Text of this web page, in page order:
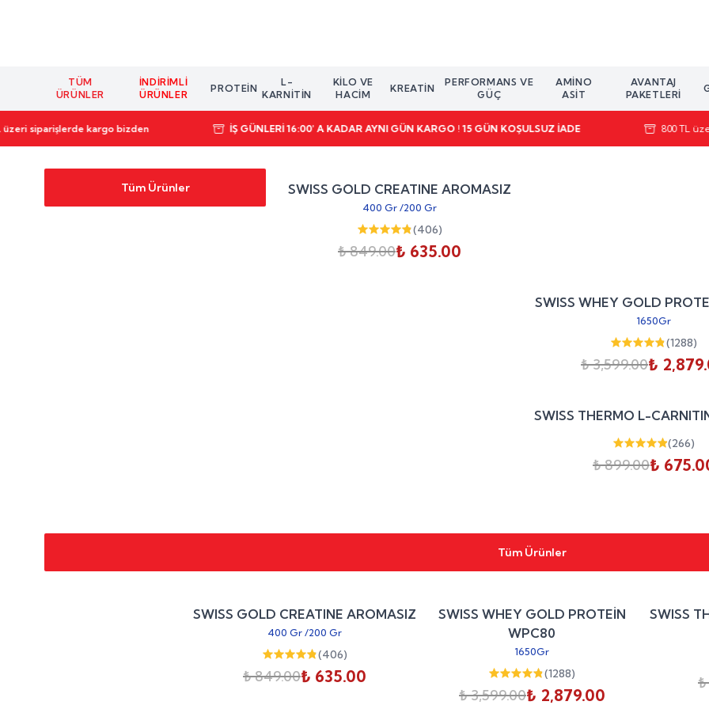
TÜM
ÜRÜNLER
İNDIRIMLI
ÜRÜNLER
PROTEIN
L-
KARNİTİN
KILO VE
HACIM
KREATIN
PERFORMANS VE
GÜÇ
AMINO
ASIT
AVANTAJ
PAKETLERI
siparişlerde kargo bizden İŞ GÜNLERİ 16:00' A KADAR AYNI GÜN KARGO ! 15 GÜN KOŞULSUZ İADE 800 TL
Tüm Ürünler indirim
SWISS GOLD CREATINE AROMASIZ
400 Gr /200 Gr
(406)
₺ 849.00₺ 635.00
SWISS WHEY GOLD
1650Gr
(1288)
₺ 3,599.00₺
SWISS THERMO L-
(266)
₺ 899.00₺
Tüm Ürünler
indirim
SWISS GOLD CREATINE AROMASIZ
400 Gr /200 Gr
(406)
₺ 849.00₺ 635.00
%
indirim
SWISS WHEY GOLD PROTEİN
WPC80
1650Gr
(1288)
₺ 3,599.00₺ 2,879.00
SWISS